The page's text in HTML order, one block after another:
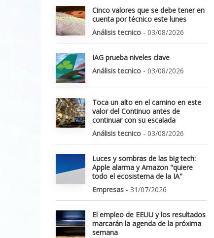
Cinco valores que se debe tener en
cuenta por técnico este lunes
Análisis tecnico - 03/08/2026
IAG prueba niveles clave
Análisis tecnico - 03/08/2026
Toca un alto en el camino en este
valor del Continuo antes de
continuar con su escalada
Análisis tecnico - 03/08/2026
Luces y sombras de las big tech:
Apple alarma y Amazon "quiere
todo el ecosistema de la IA"
Empresas - 31/07/2026
El empleo de EEUU y los resultados
marcarán la agenda de la próxima
semana